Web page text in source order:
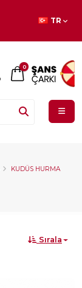
TR
0
KUDÜS HURMA
Sırala